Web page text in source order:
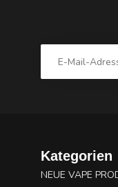
Kategorien
NEUE VAPE